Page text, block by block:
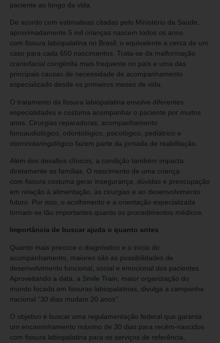
paciente ao longo da vida.
De acordo com estimativas citadas pelo Ministério da Saúde,
aproximadamente 5 mil crianças nascem todos os anos
com fissura labiopalatina no Brasil, o equivalente a cerca de um
caso para cada 650 nascimentos. Trata-se da malformação
craniofacial congênita mais frequente no país e uma das
principais causas de necessidade de acompanhamento
especializado desde os primeiros meses de vida.
O tratamento da fissura labiopalatina envolve diferentes
especialidades e costuma acompanhar o paciente por muitos
anos. Cirurgias reparadoras, acompanhamento
fonoaudiológico, odontológico, psicológico, pediátrico e
otorrinolaringológico fazem parte da jornada de reabilitação.
Além dos desafios clínicos, a condição também impacta
diretamente as famílias. O nascimento de uma criança
com fissura costuma gerar insegurança, dúvidas e preocupação
em relação à alimentação, às cirurgias e ao desenvolvimento
futuro. Por isso, o acolhimento e a orientação especializada
tornam-se tão importantes quanto os procedimentos médicos.
Importância de buscar ajuda o quanto antes
Quanto mais precoce o diagnóstico e o início do
acompanhamento, maiores são as possibilidades de
desenvolvimento funcional, social e emocional dos pacientes.
Aproveitando a data, a Smile Train , maior organização do
mundo focada em fissuras labiopalatinas, divulga a campanha
nacional “30 dias mudam 20 anos”.
O objetivo é buscar uma regulamentação federal que garanta
um encaminhamento máximo de 30 dias para recém-nascidos
com fissura labiopalatina para os serviços de referência,